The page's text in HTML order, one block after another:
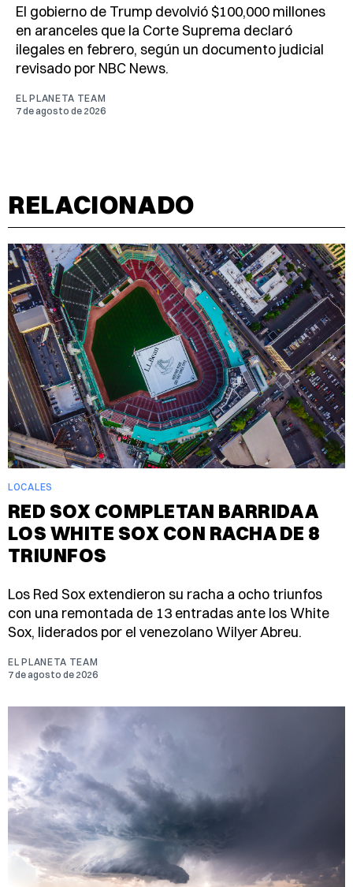
El gobierno de Trump devolvió $100,000 millones
en aranceles que la Corte Suprema declaró
ilegales en febrero, según un documento judicial
revisado por NBC News.
EL PLANETA TEAM
7 de agosto de 2026
RELACIONADO
LOCALES
RED SOX COMPLETAN BARRIDA A
LOS WHITE SOX CON RACHA DE 8
TRIUNFOS
Los Red Sox extendieron su racha a ocho triunfos
con una remontada de 13 entradas ante los White
Sox, liderados por el venezolano Wilyer Abreu.
EL PLANETA TEAM
7 de agosto de 2026